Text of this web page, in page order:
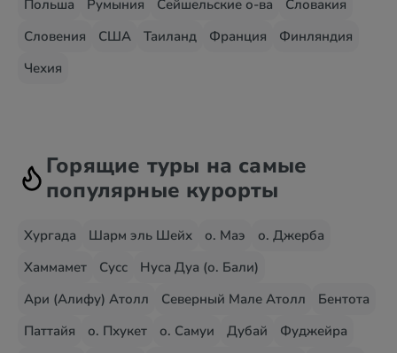
Польша
Румыния Сейшельские о-ва
Словакия
Словения
США Таиланд Франция
Финляндия
Чехия
Горящие туры на самые
популярные курорты
Хургада Шарм эль Шейх о. Маэ
о. Джерба
Хаммамет
Сусс
Нуса Дуа (о. Бали)
Ари (Алифу) Атолл
Северный Мале Атолл
Бентота
Паттайя
о. Пхукет о. Самуи Дубай
Фуджейра